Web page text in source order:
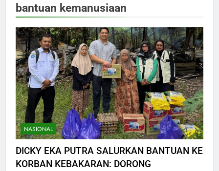
bantuan kemanusiaan
NASIONAL
DICKY EKA PUTRA SALURKAN BANTUAN KE
KORBAN KEBAKARAN: DORONG